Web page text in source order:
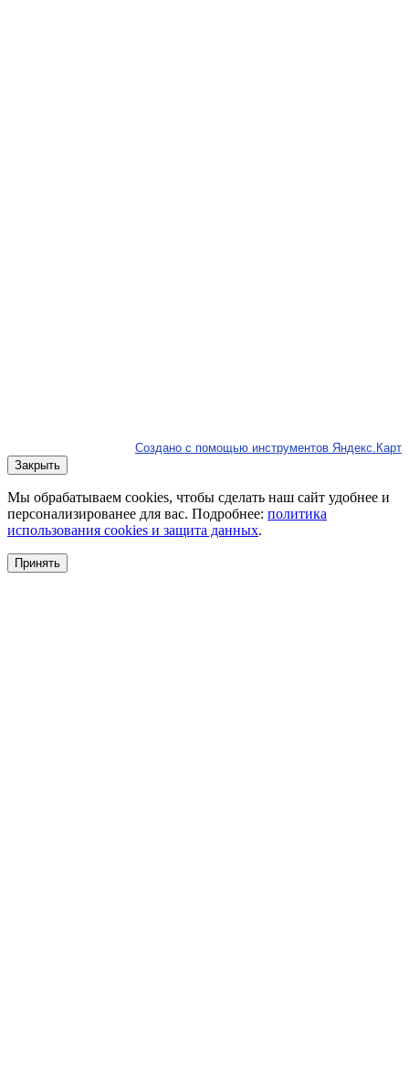
Создано с помощью инструментов Яндекс.Карт
Закрыть
Мы обрабатываем cookies, чтобы сделать наш сайт удобнее и
персонализированее для вас. Подробнее: политика
использования cookies и защита данных.
Принять